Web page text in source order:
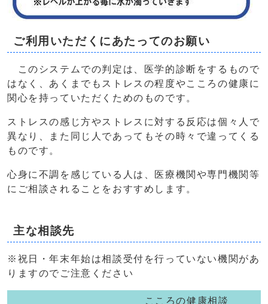
ご利用いただくにあたってのお願い
このシステムでの判定は、医学的診断をするもので
はなく、あくまでもストレスの程度やこころの健康に
関心を持っていただくためのものです。
ストレスの感じ方やストレスに対する反応は個々人で
異なり、また同じ人であってもその時々で違ってくる
ものです。
心身に不調を感じている人は、医療機関や専門機関等
にご相談されることをおすすめします。
主な相談先
※祝日・年末年始は相談受付を行っていない機関があ
りますのでご注意ください
こころの健康相談